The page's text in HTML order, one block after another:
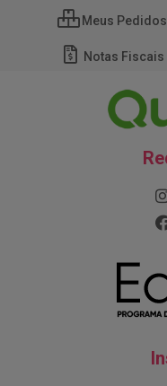
Meus Pedidos
Notas Fiscais